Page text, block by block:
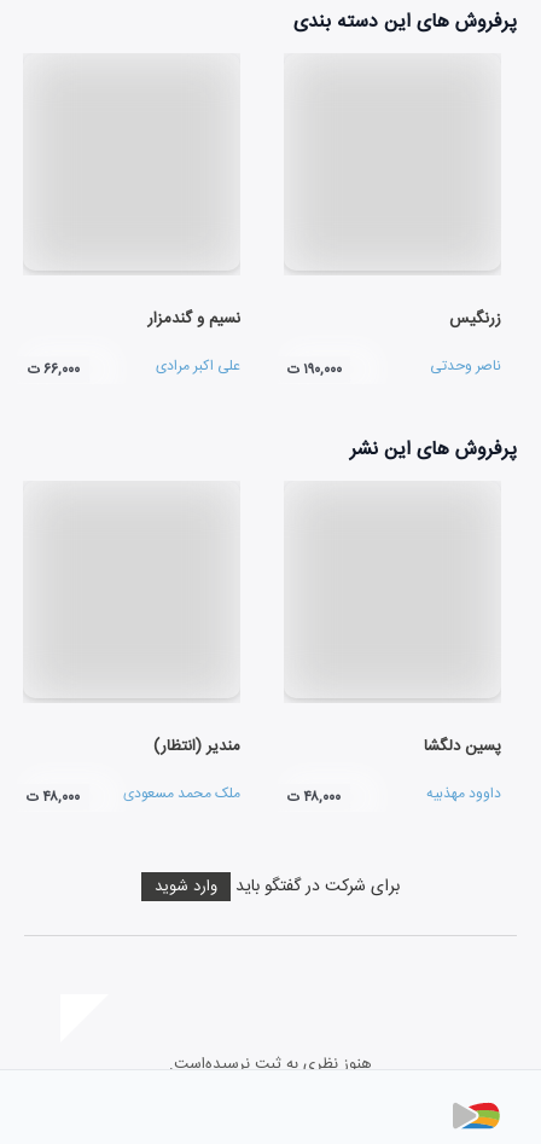
پرفروش های این دسته بندی
زرنگیس
ناصر وحدتی ۱۹۰,۰۰۰ ت
نسیم و گندمزار
علی اکبر مرادی ۶۶,۰۰۰ ت
پرفروش های این نشر
پسین دلگشا
داوود مهذبیه ۴۸,۰۰۰ ت
مندیر (انتظار)
ملک محمد مسعودی ۴۸,۰۰۰ ت
برای شرکت در گفتگو باید وارد شوید
هنوز نظری به ثبت نرسیده‌است.